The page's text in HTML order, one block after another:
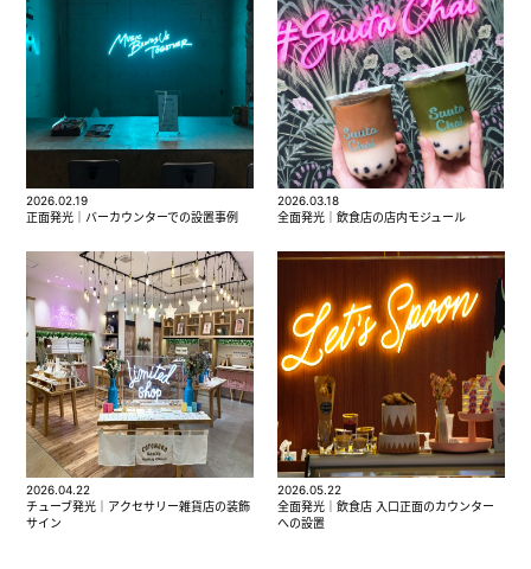
2026.02.19
正面発光｜バーカウンターでの設置事例
2026.03.18
全面発光｜飲食店の店内モジュール
2026.04.22
チューブ発光｜アクセサリー雑貨店の装飾
サイン
2026.05.22
全面発光｜飲食店 入口正面のカウンター
への設置